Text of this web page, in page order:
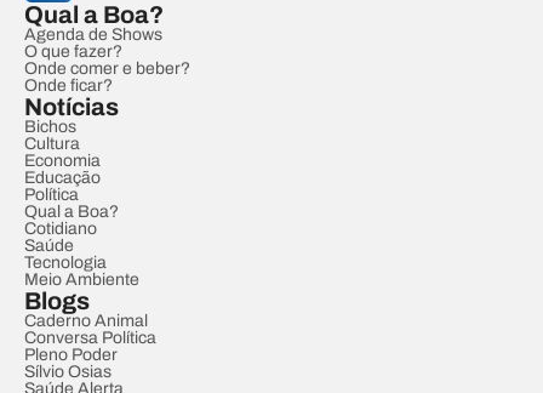
Qual a Boa?
Agenda de Shows
O que fazer?
Onde comer e beber?
Onde ficar?
Notícias
Bichos
Cultura
Economia
Educação
Política
Qual a Boa?
Cotidiano
Saúde
Tecnologia
Meio Ambiente
Blogs
Caderno Animal
Conversa Política
Pleno Poder
Sílvio Osias
Saúde Alerta